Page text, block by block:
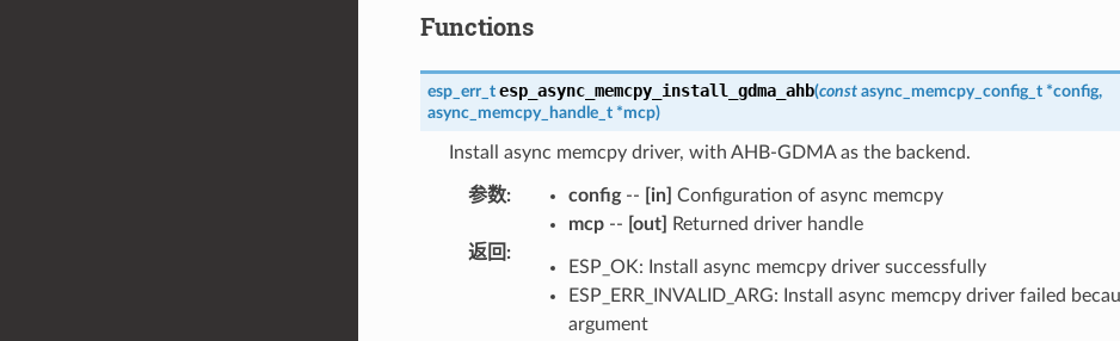
Functions
esp_err_t esp_async_memcpy_install_gdma_ahb(const async_memcpy_config_t *config,
async_memcpy_handle_t *mcp)
Install async memcpy driver, with AHB-GDMA as the backend.
参数: config-- [in] Configuration of async memcpy
mcp-- [out]
Returned driver handle
返回 :
ESP_OK: Install async memcpy driver successfully
ESP_ERR_INVALID_ARG: Install async memcpy driver failed
argument